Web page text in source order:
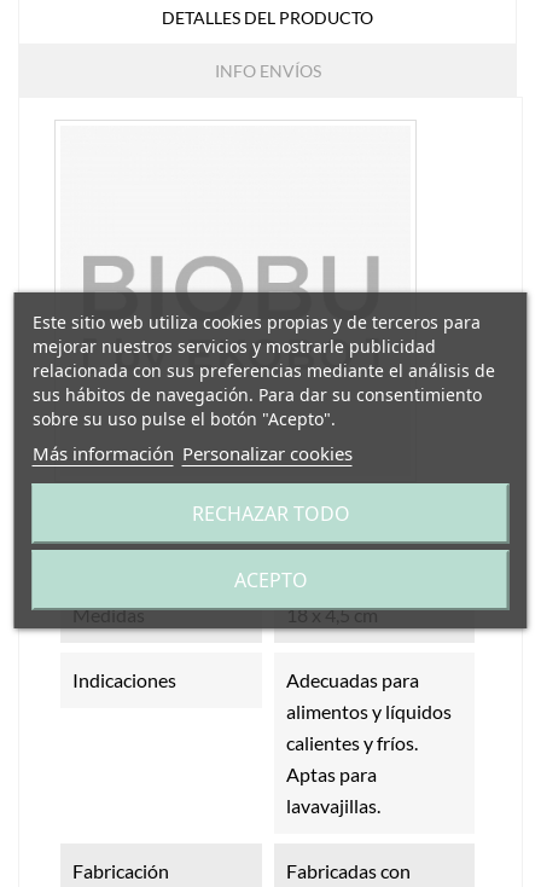
DETALLES DEL PRODUCTO
INFO ENVÍOS
Medidas 18 x 4,5 cm
Indicaciones
Adecuadas para
alimentos y líquidos
calientes y fríos.
Aptas para
lavavajillas.
Fabricación
Fabricadas con
Este sitio web utiliza cookies propias y de terceros para
mejorar nuestros servicios y mostrarle publicidad
relacionada con sus preferencias mediante el análisis de
sus hábitos de navegación. Para dar su consentimiento
sobre su uso pulse el botón "Acepto".
Más información Personalizar cookies
RECHAZAR TODO
ACEPTO